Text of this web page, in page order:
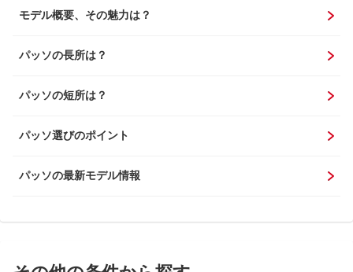
モデル概要、その魅力は？
パッソの長所は？
パッソの短所は？
パッソ選びのポイント
パッソの最新モデル情報